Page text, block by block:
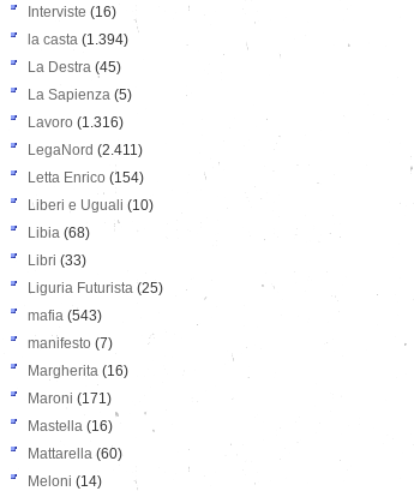
Interviste (16)
la casta (1.394)
La Destra (45)
La Sapienza (5)
Lavoro (1.316)
LegaNord (2.411)
Letta Enrico (154)
Liberi e Uguali (10)
Libia (68)
Libri (33)
Liguria Futurista (25)
mafia (543)
manifesto (7)
Margherita (16)
Maroni (171)
Mastella (16)
Mattarella (60)
Meloni (14)